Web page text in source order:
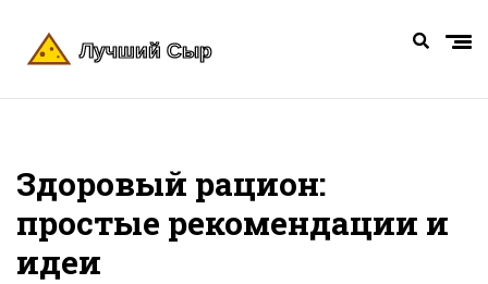
Здоровый рацион:
простые рекомендации и
идеи